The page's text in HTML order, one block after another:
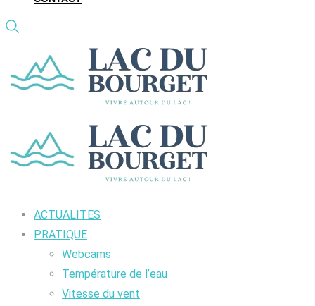
ACTUALITES
PRATIQUE
Webcams
Température de l’eau
Vitesse du vent